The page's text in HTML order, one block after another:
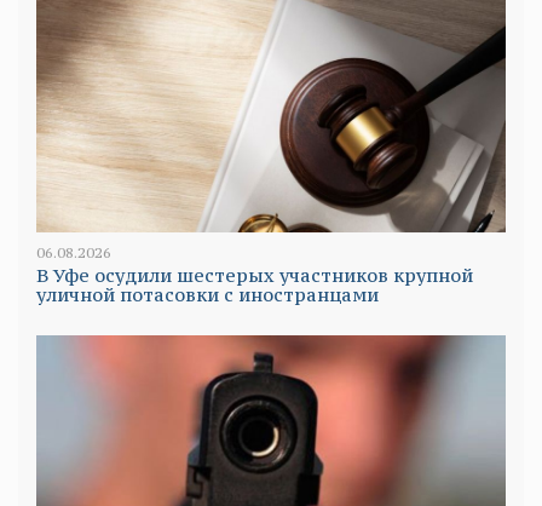
06.08.2026
В Уфе осудили шестерых участников крупной
уличной потасовки с иностранцами